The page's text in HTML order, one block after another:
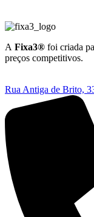
A Fixa3® foi criada
preços competitivos.
Rua Antiga de Brito,